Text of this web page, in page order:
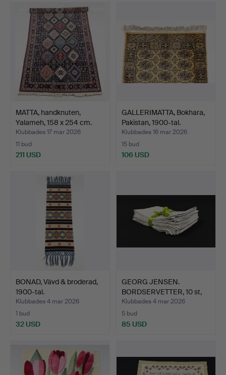
MATTA, handknuten,
Yalameh, 158 x 254 cm.
Klubbades 17 mar 2026
11 bud
211 USD
GALLERIMATTA, Bokhara,
Pakistan, 1900-tal.
Klubbades 16 mar 2026
15 bud
106 USD
BONAD, Vävd & broderad,
1900-tal.
Klubbades 4 mar 2026
1 bud
32 USD
GEORG JENSEN.
BORDSERVETTER, 10 st,
bomull…
Klubbades 4 mar 2026
5 bud
85 USD